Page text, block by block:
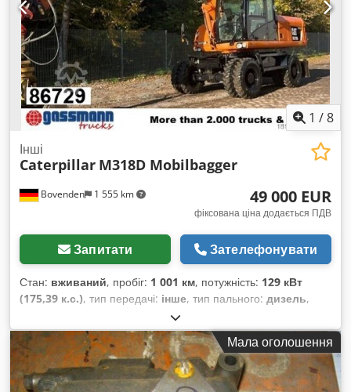
повний привід, система іммобілайзера, стандартна
лопата, фільтр сажі,
1 /8
Bovenden 1 555 km
Інші
Caterpillar M318D Mobilbagger
49 000 EUR
фіксована ціна додається ПДВ
Запитати Зателефонувати
Стан: вживаний, пробіг: 1 001 км, потужність: 129 кВт
(175,39 к.с.), тип передачі: інше, тип пального: дизель,
, загальна вага:
конфігурація осей:4x4, перша реєстрація:01/2011, Рік
виготовлення:2011 , мотогодини:12 200 h, водійська кабіна:
інше
, колісна база:2 600 мм, Обладнання:повний привід
Мала оголошення